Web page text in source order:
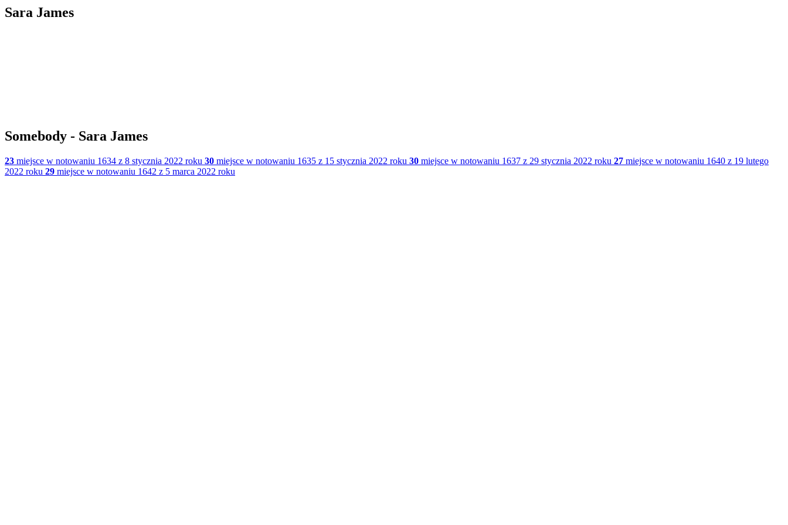
Sara James
Somebody - Sara James
23 miejsce w notowaniu 1634 z 8 stycznia 2022 roku 30 miejsce w notowaniu 1635 z 15 stycznia 2022 roku 30 miejsce w notowaniu 1637 z 29 stycznia 2022 roku 27 miejsce w notowaniu 1640 z 19 lutego
2022 roku 29 miejsce w notowaniu 1642 z 5 marca 2022 roku